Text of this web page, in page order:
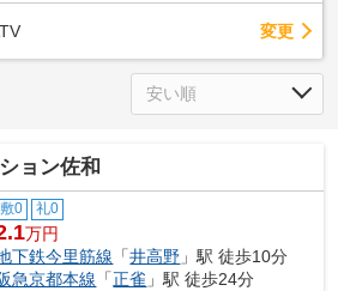
変更
ョン佐和
敷0 礼0
万円
下鉄今里筋線 「井高野 」駅 徒歩10分
急京都本線 「正雀 」駅 徒歩24分